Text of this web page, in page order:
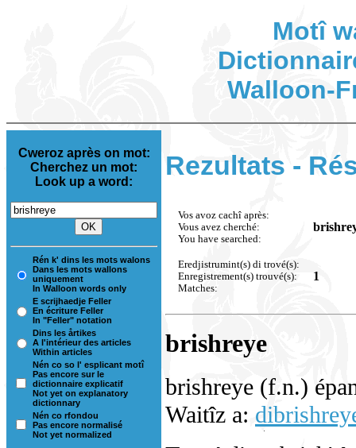
Motî
Walloon-
Cweroz après on mot:
Cherchez un mot:
Look up a word:
Rén k' dins les mots walons
Dans les mots wallons
uniquement
In Walloon words only
E scrijhaedje Feller
En écriture Feller
In "Feller" notation
Dins les årtikes
A l'intérieur des articles
Within articles
Nén co so l' esplicant motî
Pas encore sur le
dictionnaire explicatif
Not yet on explanatory
dictionnary
Nén co rfondou
Pas encore normalisé
Not yet normalized
Rezultats -
Vos avoz cachî après:
Vous avez cherché:
You have searched:
Eredjistrumint(s) di trové(s):
Enregistrement(s) trouvé(s):
Matches:
1
brishreye
brishreye (f.n.)
Waitîz a: